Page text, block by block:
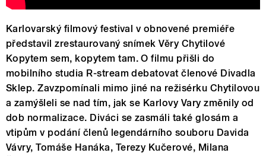
Karlovarský filmový festival v obnovené premiéře
představil zrestaurovaný snímek Věry Chytilové
Kopytem sem, kopytem tam. O filmu přišli do
mobilního studia R-stream debatovat členové Divadla
Sklep. Zavzpomínali mimo jiné na režisérku Chytilovou
a zamýšleli se nad tím, jak se Karlovy Vary změnily od
dob normalizace. Diváci se zasmáli také glosám a
vtipům v podání členů legendárního souboru Davida
Vávry, Tomáše Hanáka, Terezy Kučerové, Milana